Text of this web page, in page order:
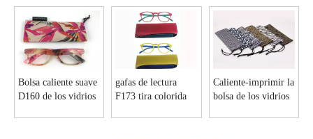
Bolsa caliente suave
D160 de los vidrios
gafas de lectura
F173 tira colorida
Caliente-imprimir la
bolsa de los vidrios